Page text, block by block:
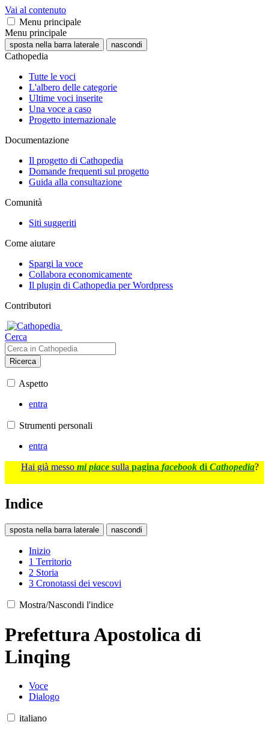
Vai al contenuto
Menu principale
Menu principale
sposta nella barra laterale nascondi
Cathopedia
Tutte le voci
L'albero delle categorie
Ultime voci inserite
Una voce a caso
Progetto internazionale
Documentazione
Il progetto di Cathopedia
Domande frequenti sul progetto
Guida alla consultazione
Comunità
Siti suggeriti
Come aiutare
Spargi la voce
Collabora economicamente
Il plugin di Cathopedia per Wordpress
Contributori
Cerca
Ricerca
Aspetto
entra
Strumenti personali
entra
Hai già messo mi piace sulla pagina facebook di Cathopedia?
Indice
sposta nella barra laterale nascondi
Inizio
1 Territorio
2 Storia
3 Cronotassi dei vescovi
Mostra/Nascondi l'indice
Prefettura Apostolica di
Linqing
Voce
Dialogo
italiano